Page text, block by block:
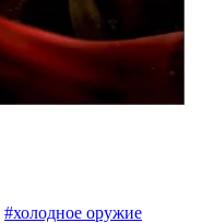
#холодное оружие